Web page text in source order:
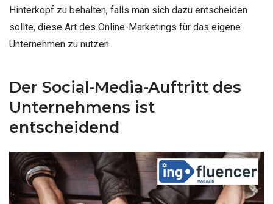
Hinterkopf zu behalten, falls man sich dazu entscheiden
sollte, diese Art des Online-Marketings für das eigene
Unternehmen zu nutzen.
Der Social-Media-Auftritt des
Unternehmens ist
entscheidend